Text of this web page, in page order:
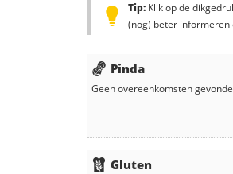
Tip: Klik op de
(nog) beter informeren
Pinda
Geen overeenkomsten
Gluten